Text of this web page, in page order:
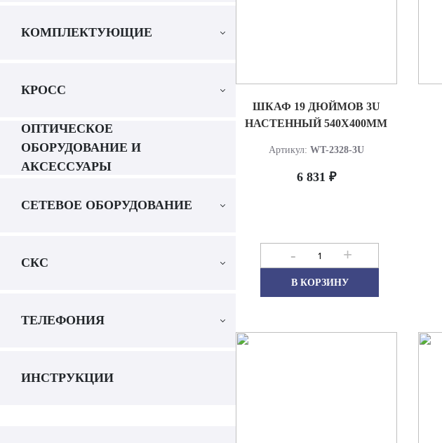
КОМПЛЕКТУЮЩИЕ
КРОСС
ОПТИЧЕСКОЕ
ОБОРУДОВАНИЕ И
АКСЕССУАРЫ
СЕТЕВОЕ ОБОРУДОВАНИЕ
СКС
ТЕЛЕФОНИЯ
ИНСТРУКЦИИ
ШКАФ 19 ДЮЙМОВ 3U
НАСТЕННЫЙ 540Х400ММ
Артикул: WT-2328-3U
6 831 ₽
В КОРЗИНУ
- +